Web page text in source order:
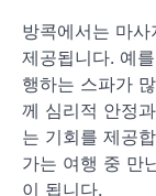
방콕에서는 마
제공됩니다. 예
행하는 스파가
께 심리적 안정
는 기회를 제공
가는 여행 중 만
이 됩니다.